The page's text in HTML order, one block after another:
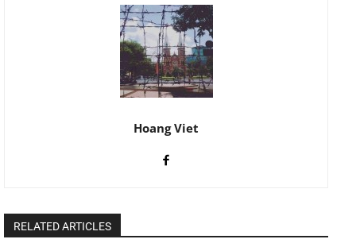
Hoang Viet
RELATED ARTICLES